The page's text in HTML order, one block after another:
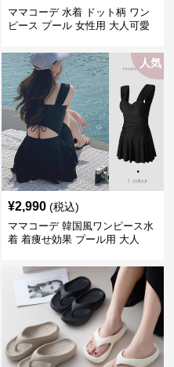
ママコーデ 水着 ドット柄 ワン
ピース プール 女性用 大人可愛
人気
¥2,990 (税込)
ママコーデ 韓国風ワンピース水
着 着痩せ効果 プール用 大人